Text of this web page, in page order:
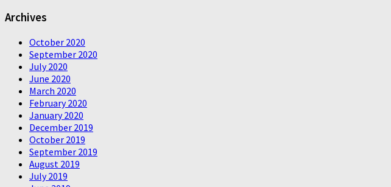
Archives
October 2020
September 2020
July 2020
June 2020
March 2020
February 2020
January 2020
December 2019
October 2019
September 2019
August 2019
July 2019